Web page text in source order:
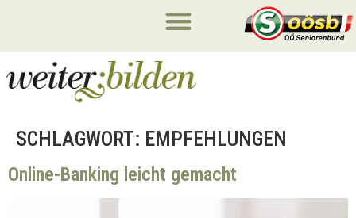
SCHLAGWORT: EMPFEHLUNGEN
Online-Banking leicht gemacht